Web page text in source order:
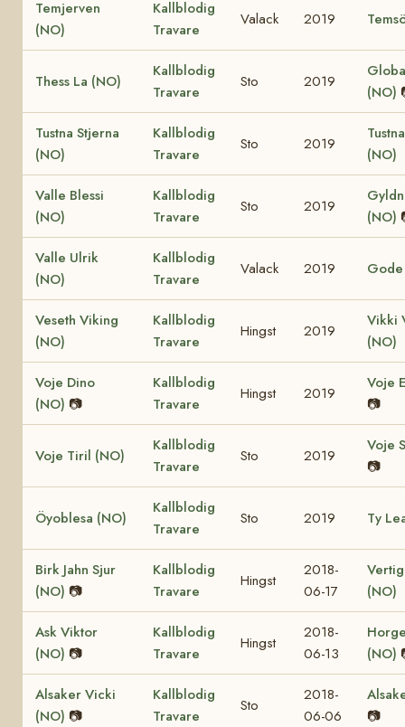
Temjerven
(NO)
Kallblodig
Travare
Valack 2019
Thess La (NO)
Kallblodig
Travare
Sto 2019
(NO)
Tustna Stjerna
(NO)
Kallblodig
Travare
Sto 2019
(NO)
Valle Blessi
(NO)
Kallblodig
Travare
Sto 2019
(NO)
Valle Ulrik
(NO)
Kallblodig
Travare
Valack 2019
Veseth Viking
(NO)
Kallblodig
Travare
Hingst 2019
Vikki
(NO)
Voje Dino
(NO) 📷
Kallblodig
Travare
Hingst 2019
Voje
📷
Voje Tiril (NO)
Kallblodig
Travare
Sto 2019
Voje
📷
Öyoblesa (NO)
Kallblodig
Travare
Sto 2019 Ty
Birk Jahn Sjur
(NO) 📷
Kallblodig
Travare
Hingst
2018-
06-17
(NO)
Ask Viktor
(NO) 📷
Kallblodig
Travare
Hingst
2018-
06-13
(NO)
Alsaker Vicki
(NO) 📷
Kallblodig
Travare
Sto
2018-
06-06
📷